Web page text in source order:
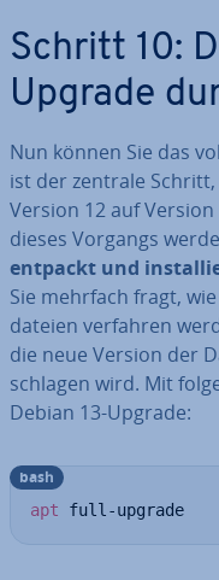
Schritt 10:
Upgrade
Nun können Sie das
ist der zentrale
Version 12 auf
dieses Vorgangs
entpackt und
Sie mehrfach fragt,
da­tei­en verfahren
die neue Version der
schla­gen wird. Mit
Debian 13-Upgrade:
apt full-upgrade
bash